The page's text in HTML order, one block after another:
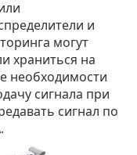
и
могут
храниться на
необходимости
сигнала при
сигнал по